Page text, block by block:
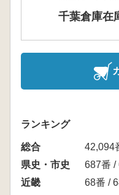
千葉倉庫在
ランキング
総合
42,094
県史・市史
687番 /
近畿
68番 /